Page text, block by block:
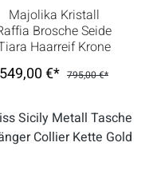
Majolika Kristall
Brosche Seide
Haarreif Krone
Blau
549,00 €* 795,00 €*